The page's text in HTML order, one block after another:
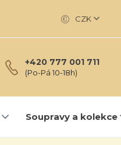
CZK
+420 777 001 711
(Po-Pá 10-18h)
Soupravy a kolekce